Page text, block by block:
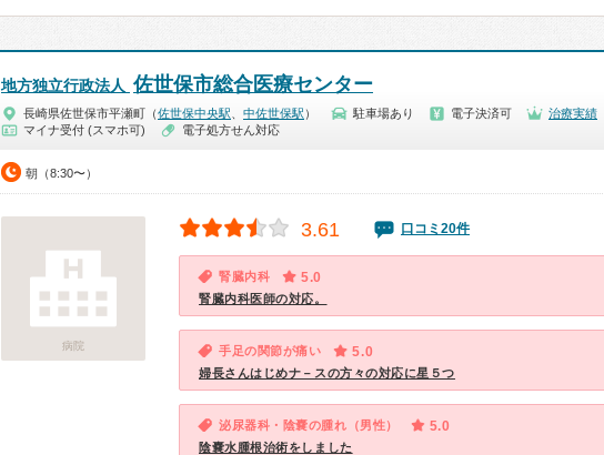
地方独立行政法人 佐世保市総合医療センター
長崎県佐世保市平瀬町（佐世保中央駅 中佐世保駅 ） 駐車場あり 電子決済可
治療実績
マイナ受付 (スマホ可)
電子処方せん対応
朝（8:30〜）
病院
3.61 口コミ20件
腎臓内科 5.0
腎臓内科医師の対応。
手足の関節が痛い 5.0
婦長さんはじめナ－スの方々の対応に星５つ
泌尿器科・陰嚢の腫れ（男性） 5.0
陰嚢水腫根治術をしました